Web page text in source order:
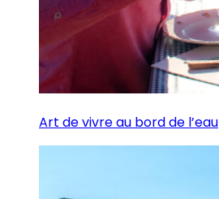
Art de vivre au bord de l’eau